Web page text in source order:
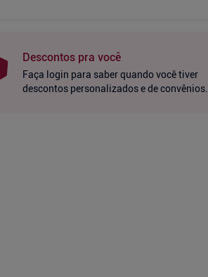
Descontos pra você
Faça login para saber quando você tiver
descontos personalizados e de convênios.